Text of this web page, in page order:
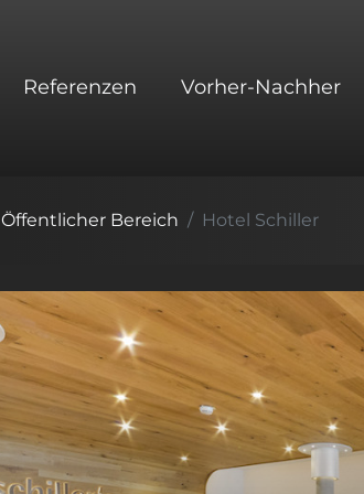
Referenzen Vorher-Nachher
Öffentlicher Bereich Hotel Schiller